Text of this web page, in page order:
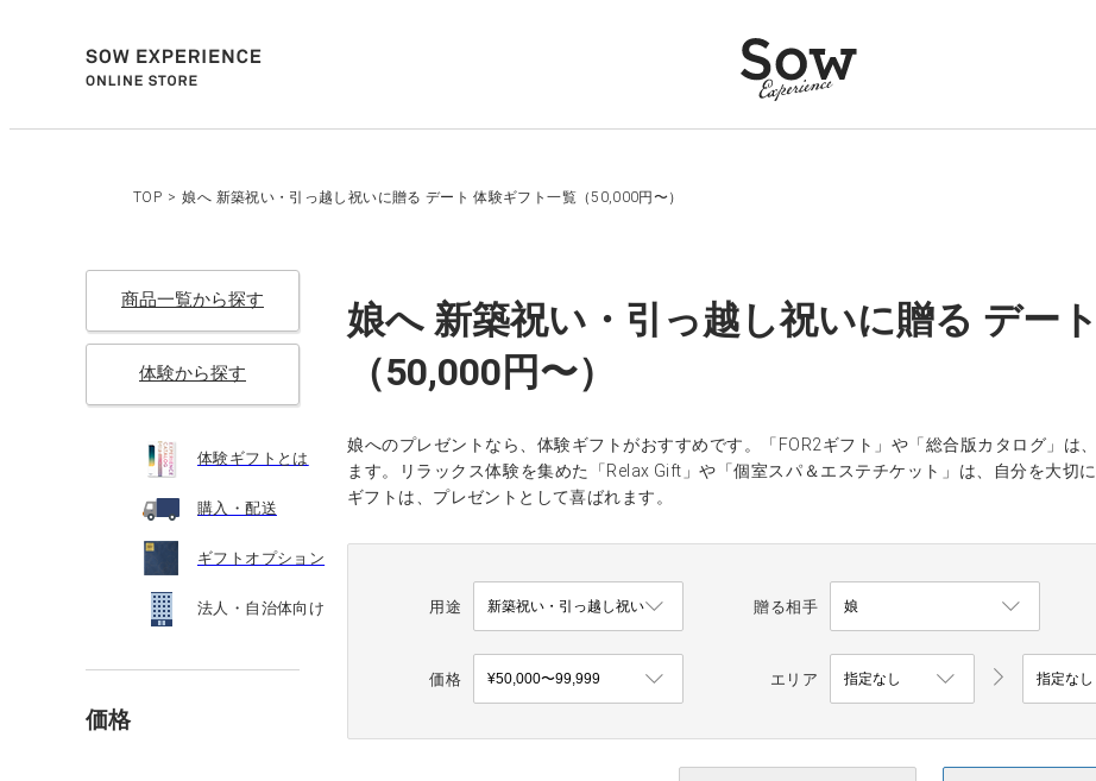
TOP > 娘へ 新築祝い・引っ越し祝いに贈る デート 体験ギフト一覧（50,000円〜）
商品一覧から探す
体験から探す
体験ギフトとは
購入・配送
ギフトオプション
法人・自治体向け
価格
娘へ 新築祝い・引っ越し祝いに贈る デー
（50,000円〜）
娘へのプレゼントなら、体験ギフトがおすすめです。「FOR2ギフト」や「総合版カタログ」は
ます。リラックス体験を集めた「Relax Gift」や「個室スパ＆エステチケット」は、自分を大切
ギフトは、プレゼントとして喜ばれます。
用途 贈る相手
価格 エリア